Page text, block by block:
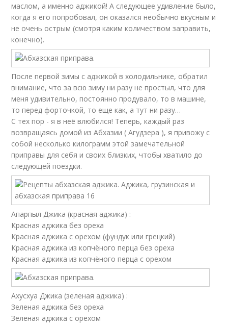
маслом, а именно аджикой! А следующее удивление было,
когда я его попробовал, он оказался необычно вкусным и
не очень острым (смотря каким количеством заправить,
конечно).
После первой зимы с аджикой в холодильнике, обратил
внимание, что за всю зиму ни разу не простыл, что для
меня удивительно, постоянно продувало, то в машине,
то перед форточкой, то еще как, а тут ни разу…
С тех пор - я в неё влюбился! Теперь, каждый раз
возвращаясь домой из Абхазии ( Агудзера ), я привожу с
собой несколько килограмм этой замечательной
приправы для себя и своих близких, чтобы хватило до
следующей поездки.
Апарпыл Джика (красная аджика) :
Красная аджика без ореха
Красная аджика с орехом (фундук или грецкий)
Красная аджика из копчёного перца без ореха
Красная аджика из копчёного перца с орехом
Ахусхуа Джика (зеленая аджика) :
Зеленая аджика без ореха
Зеленая аджика с орехом